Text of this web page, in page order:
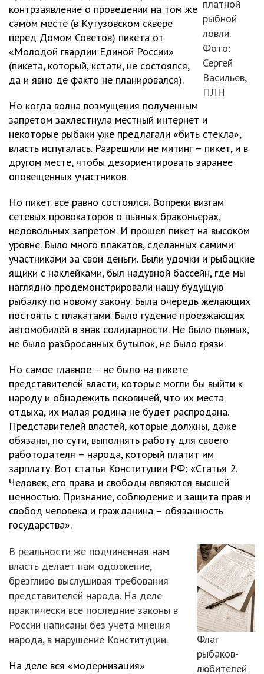
платной
рыбной
ловли.
Фото:
Сергей
Васильев,
ПЛН
контрзаявление о проведении на том же
самом месте (в Кутузовском сквере
перед Домом Советов) пикета от
«Молодой гвардии Единой России»
(пикета, который, кстати, не состоялся,
да и явно де факто не планировался).
Но когда волна возмущения полученным
запретом захлестнула местный интернет и
некоторые рыбаки уже предлагали «бить стекла»,
власть испугалась. Разрешили не митинг – пикет, и в
другом месте, чтобы дезориентировать заранее
оповещенных участников.
Но пикет все равно состоялся. Вопреки визгам
сетевых провокаторов о пьяных браконьерах,
недовольных запретом. И прошел пикет на высоком
уровне. Было много плакатов, сделанных самими
участниками за свои деньги. Были удочки и рыбацкие
ящики с наклейками, был надувной бассейн, где мы
наглядно продемонстрировали нашу будущую
рыбалку по новому закону. Была очередь желающих
постоять с плакатами. Было гудение проезжающих
автомобилей в знак солидарности. Не было пьяных,
не было разбросанных бутылок, не было грязи.
Но самое главное – не было на пикете
представителей власти, которые могли бы выйти к
народу и обнадежить псковичей, что их места
отдыха, их малая родина не будет распродана.
Представителей властей, которые должны, даже
обязаны, по сути, выполнять работу для своего
работодателя – народа, который платит им
зарплату. Вот статья Конституции РФ: «Статья 2.
Человек, его права и свободы являются высшей
ценностью. Признание, соблюдение и защита прав и
свобод человека и гражданина – обязанность
государства».
Флаг
рыбаков-
любителей
В реальности же подчиненная нам
власть делает нам одолжение,
брезгливо выслушивая требования
представителей народа. На деле
практически все последние законы в
России написаны без учета мнения
народа, в нарушение Конституции.
На деле вся «модернизация»